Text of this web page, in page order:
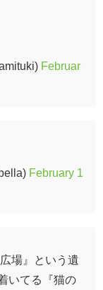
Februar
February 1
場』という遺
いてる『猫の